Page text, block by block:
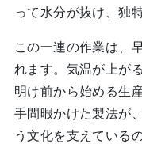
って水分が抜け、独
この一連の作業は、
れます。気温が上が
明け前から始める生
手間暇かけた製法が
う文化を支えているの